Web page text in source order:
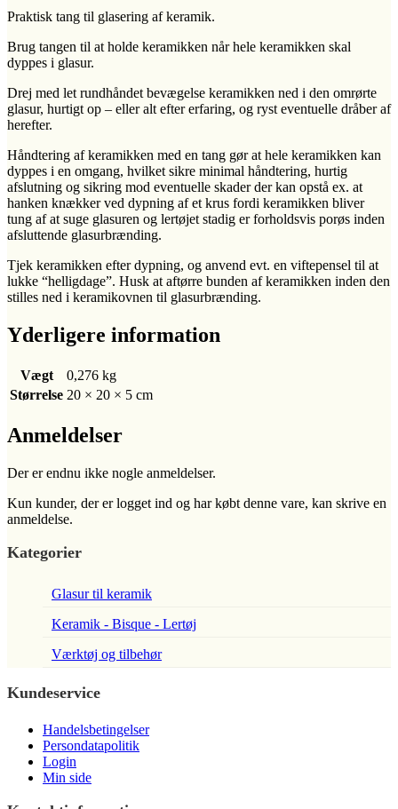
Praktisk tang til glasering af keramik.
Brug tangen til at holde keramikken når hele keramikken skal
dyppes i glasur.
Drej med let rundhåndet bevægelse keramikken ned i den omrørte
glasur, hurtigt op – eller alt efter erfaring, og ryst eventuelle dråber af
herefter.
Håndtering af keramikken med en tang gør at hele keramikken kan
dyppes i en omgang, hvilket sikre minimal håndtering, hurtig
afslutning og sikring mod eventuelle skader der kan opstå ex. at
hanken knækker ved dypning af et krus fordi keramikken bliver
tung af at suge glasuren og lertøjet stadig er forholdsvis porøs inden
afsluttende glasurbrænding.
Tjek keramikken efter dypning, og anvend evt. en viftepensel til at
lukke “helligdage”. Husk at aftørre bunden af keramikken inden den
stilles ned i keramikovnen til glasurbrænding.
Yderligere information
Vægt
0,276 kg
Størrelse 20 × 20 × 5 cm
Anmeldelser
Der er endnu ikke nogle anmeldelser.
Kun kunder, der er logget ind og har købt denne vare, kan skrive en
anmeldelse.
Kategorier
Glasur til keramik
Keramik - Bisque - Lertøj
Værktøj og tilbehør
Kundeservice
Handelsbetingelser
Persondatapolitik
Login
Min side